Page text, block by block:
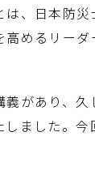
、日本防
めるリー
があり、
ました。